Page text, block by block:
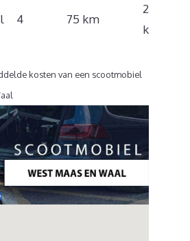
4 75 km
20 – 22
km/u
kosten van een scootmobiel